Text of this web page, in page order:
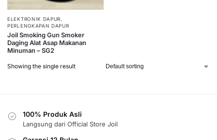
ELEKTRONIK DAPUR,
PERLENGKAPAN DAPUR
Joil Smoking Gun Smoker
Daging Alat Asap Makanan
Minuman – SG2
Showing the single result
100% Produk Asli
Langsung dari Official Store Joil